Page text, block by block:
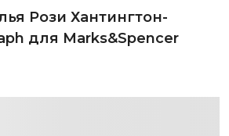
Рози Хантингтон-
для Marks&Spencer